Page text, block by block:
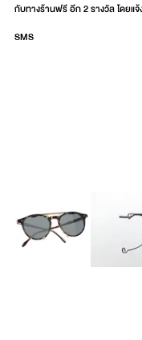
กับทางร้านฟรี อีก 2 รางวัล โดยแ
SMS